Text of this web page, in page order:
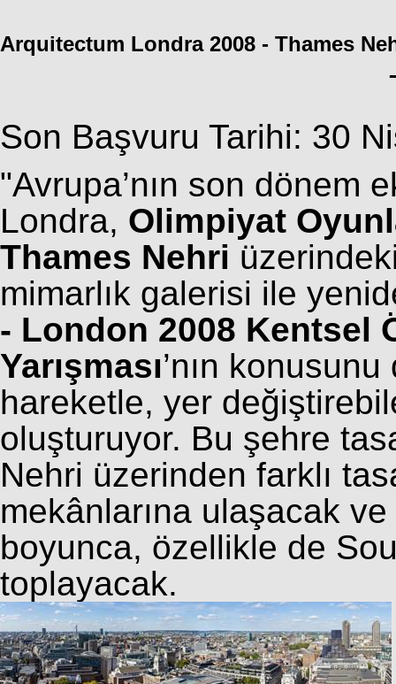
Arquitectum Londra 2008 - Thames
Son Başvuru Tarihi: 30
"Avrupa’nın son dönem
Londra, Olimpiyat
Thames Nehri
mimarlık galerisi ile
- London 2008 Kentsel
Yarışması’nın
hareketle, yer
oluşturuyor. Bu şehre
Nehri üzerinden farklı
mekânlarına ulaşacak
boyunca, özellikle de
toplayacak.